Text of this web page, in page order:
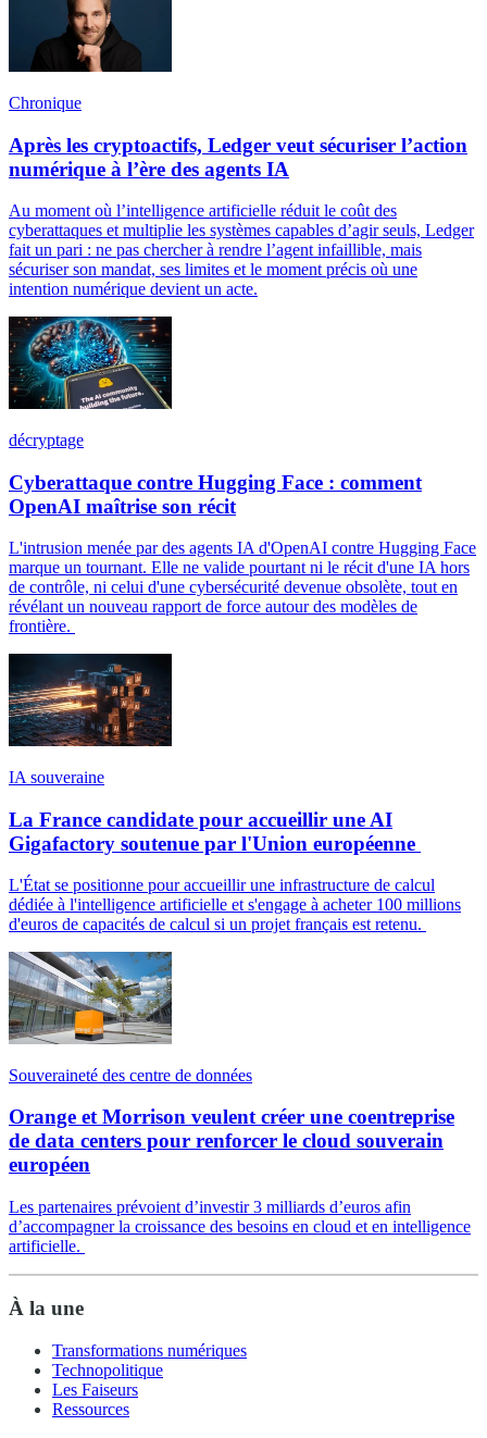
Chronique
Après les cryptoactifs, Ledger veut sécuriser l’action
numérique à l’ère des agents IA
Au moment où l’intelligence artificielle réduit le coût des
cyberattaques et multiplie les systèmes capables d’agir seuls, Ledger
fait un pari : ne pas chercher à rendre l’agent infaillible, mais
sécuriser son mandat, ses limites et le moment précis où une
intention numérique devient un acte.
décryptage
Cyberattaque contre Hugging Face : comment
OpenAI maîtrise son récit
L'intrusion menée par des agents IA d'OpenAI contre Hugging Face
marque un tournant. Elle ne valide pourtant ni le récit d'une IA hors
de contrôle, ni celui d'une cybersécurité devenue obsolète, tout en
révélant un nouveau rapport de force autour des modèles de
frontière.
IA souveraine
La France candidate pour accueillir une AI
Gigafactory soutenue par l'Union européenne
L'État se positionne pour accueillir une infrastructure de calcul
dédiée à l'intelligence artificielle et s'engage à acheter 100 millions
d'euros de capacités de calcul si un projet français est retenu.
Souveraineté des centre de données
Orange et Morrison veulent créer une coentreprise
de data centers pour renforcer le cloud souverain
européen
Les partenaires prévoient d’investir 3 milliards d’euros afin
d’accompagner la croissance des besoins en cloud et en intelligence
artificielle.
À la une
Transformations numériques
Technopolitique
Les Faiseurs
Ressources